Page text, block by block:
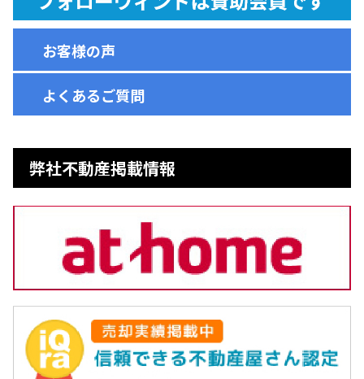
お客様の声
よくあるご質問
弊社不動産掲載情報